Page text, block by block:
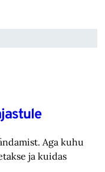
Aga kuhu
‎ja kuidas